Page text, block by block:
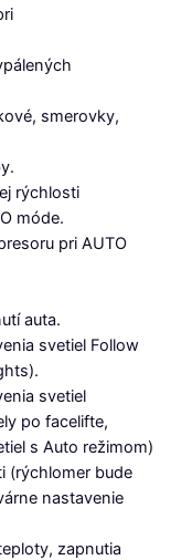
smerovky,
rýchlosti
móde.
pri AUTO
auta.
svetiel Follow
svetiel
po facelifte,
s Auto režimom)
(rýchlomer bude
nastavenie
zapnutia